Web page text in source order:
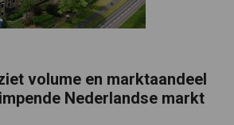
volume en marktaandeel
Nederlandse markt